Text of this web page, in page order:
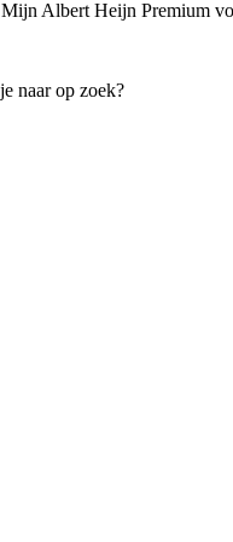
Mijn Albert Heijn Premium